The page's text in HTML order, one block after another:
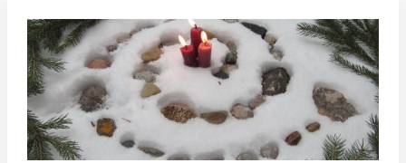
The
Lord’s
Prayer.